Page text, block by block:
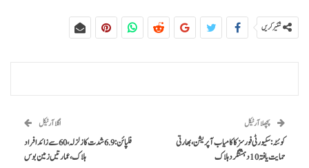
شئیر کریں
پچھلا آرٹیکل
کوئٹہ: سکیورٹی فورسز کا کامیاب آپریشن، بھارتی
حمایت یافتہ 10 دہشتگرد ہلاک
اگلا آرٹیکل
فلپائن: 6.9 شدت کا زلزلہ، 60 سے زائد افراد
ہلاک، عمارتیں زمین بوس